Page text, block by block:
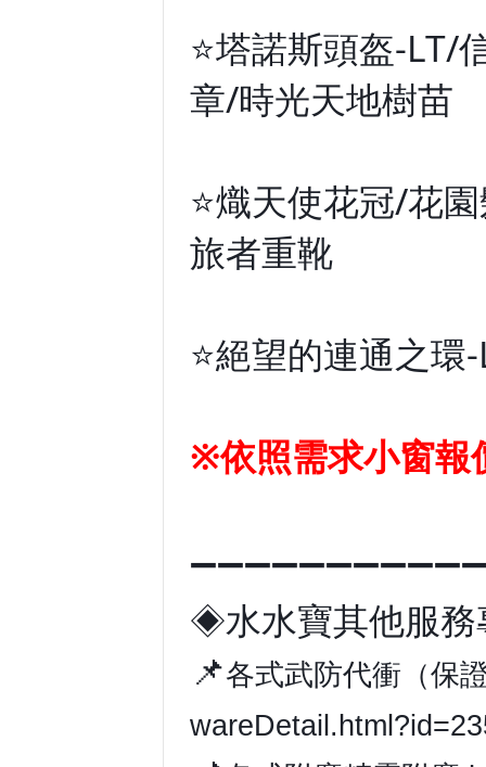
⭐塔諾斯頭盔-LT/
章/時光天地樹苗
⭐熾天使花冠/花
旅者重靴
⭐絕望的連通之
※依照需求小窗報
◈水水寶其他服
📌各式武防代衝（保